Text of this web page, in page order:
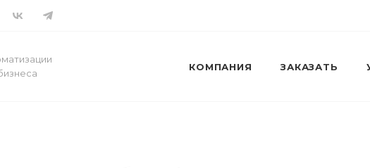
КОМПАНИЯ ЗАКАЗАТЬ